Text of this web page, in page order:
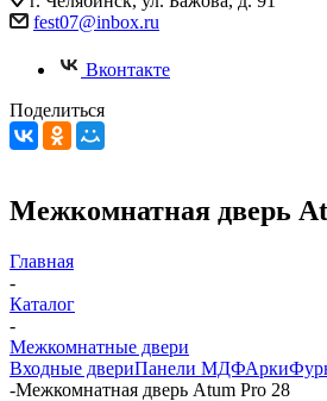
fest07@inbox.ru
Вконтакте
Поделиться
Межкомнатная дверь
Главная
-
Каталог
-
Межкомнатные двери
Входные двериПанели МДФАрки
-Межкомнатная дверь Atum Pro 28